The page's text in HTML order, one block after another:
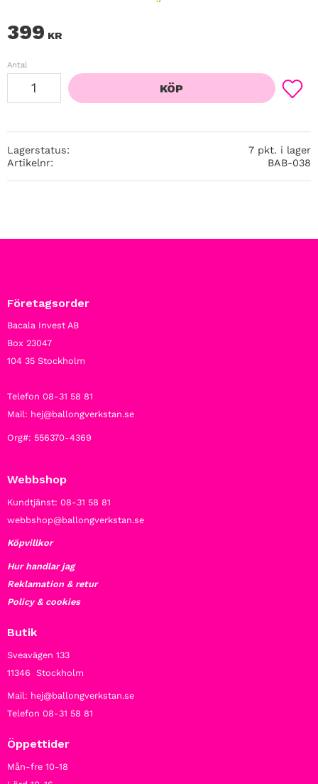
399 KR
Antal
KÖP
Lägg
Lagerstatus
7 pkt. i lager
Artikelnr
BAB-038
Företagsorder
Bacala Invest AB
Box 23047
104 35 Stockholm
Telefon 08-31 58 81
Mail: hej@ballongverkstan.se
Org#: 556370-4369
Webbshop
Kundtjänst: 08-31 58 81
webbshop@ballongverkstan.se
Köpvillkor
Hur handlar jag
Reklamation & retur
Policy & cookies
Butik
Sveavägen 133
11346 Stockholm
Mail: hej@ballongverkstan.se
Telefon 08-31 58 81
Öppettider
Mån-fre 10-18